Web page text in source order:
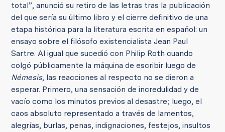
total”, anunció su retiro de las letras tras la publicación
del que sería su último libro y el cierre definitivo de una
etapa histórica para la literatura escrita en español: un
ensayo sobre el filósofo existencialista Jean Paul
Sartre. Al igual que sucedió con Philip Roth cuando
colgó públicamente la máquina de escribir luego de
Némesis, las reacciones al respecto no se dieron a
esperar. Primero, una sensación de incredulidad y de
vacío como los minutos previos al desastre; luego, el
caos absoluto representado a través de lamentos,
alegrías, burlas, penas, indignaciones, festejos, insultos